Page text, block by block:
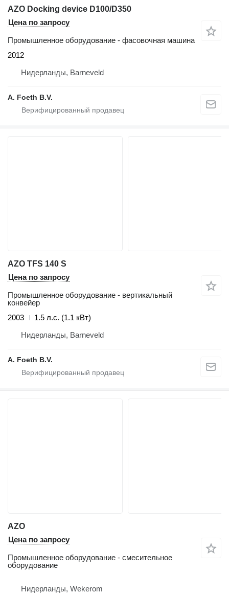
AZO Docking device D100/D350
Цена по запросу
Промышленное оборудование - фасовочная машина
2012
Нидерланды, Barneveld
A. Foeth B.V.
AZO TFS 140 S
Цена по запросу
Промышленное оборудование - вертикальный
конвейер
2003
1.5 л.с. (1.1 кВт)
Нидерланды, Barneveld
A. Foeth B.V.
AZO
Цена по запросу
Промышленное оборудование - смесительное
оборудование
Нидерланды, Wekerom